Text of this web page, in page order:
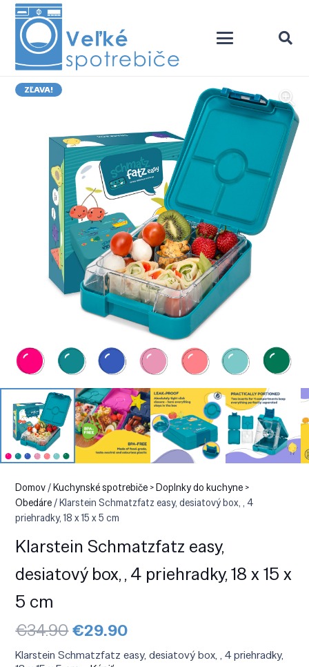
ZĽAVA!
Domov/Kuchynské spotrebiče > Doplnky do kuchyne >
Obedáre/ Klarstein Schmatzfatz easy, desiatový box, , 4
priehradky, 18 x 15 x 5 cm
Klarstein Schmatzfatz easy,
desiatový box, , 4 priehradky, 18 x 15 x
5 cm
€34.90Pôvodná
cena
bola:
€29.90Aktuálna
je:
Klarstein Schmatzfatz easy, desiatový box, , 4 priehradky,